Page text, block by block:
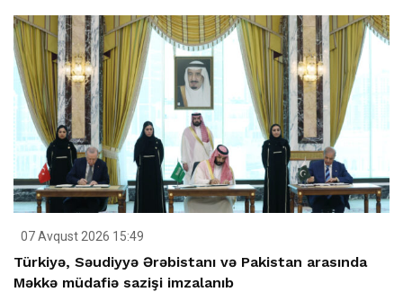
07 Avqust 2026 15:49
Türkiyə, Səudiyyə Ərəbistanı və Pakistan arasında
Məkkə müdafiə sazişi imzalanıb